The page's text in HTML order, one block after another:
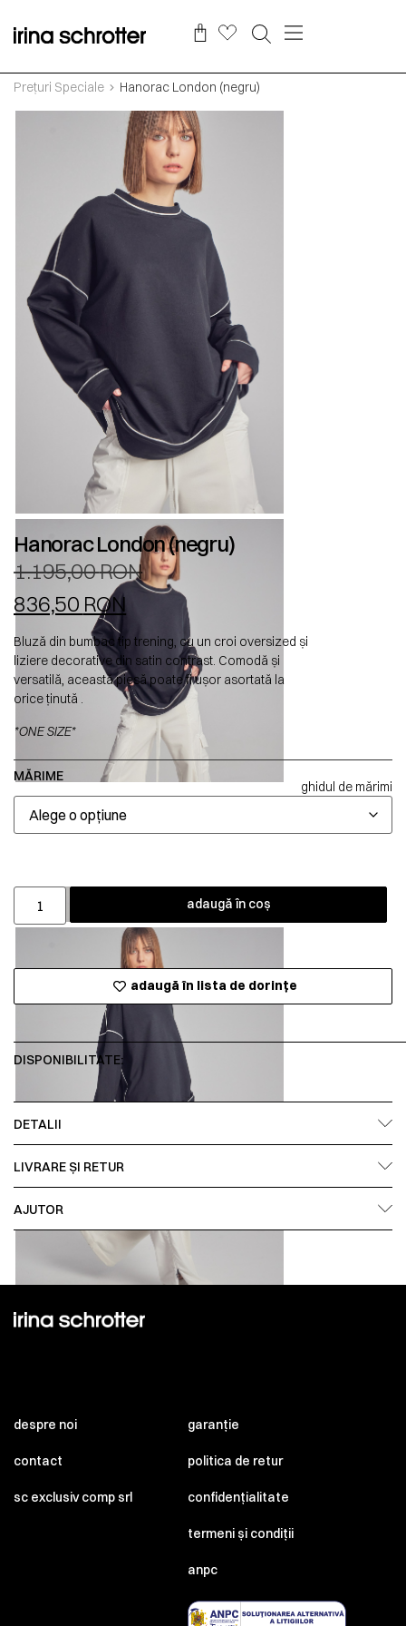
Prețuri Speciale Hanorac London (negru)
Hanorac London (negru)
1.195,00RON
836,50 RON
Bluză din bumbac tip trening, cu un croi oversized și
liziere decorative din satin contrast. Comodă și
versatilă, această piesă poate fi ușor asortată la
orice ținută .
*ONE SIZE*
MĂRIME
ghidul de mărimi
adaugă în coș
adaugă în lista de dorințe
DISPONIBILITATE:
DETALII
LIVRARE ȘI RETUR
AJUTOR
despre noi
contact
sc exclusiv comp srl
garanție
politica de retur
confidențialitate
termeni și condiții
anpc